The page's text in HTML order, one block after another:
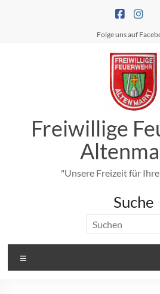
Folge uns auf
Freiwillige
"Unsere Freizeit für
Suche